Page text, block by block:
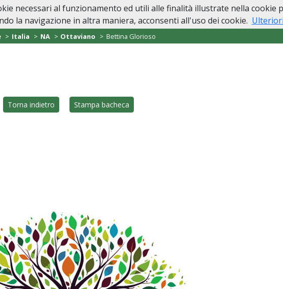
Home Casa Funeraria In Caso di Decesso Lutti Personaggi
Italia NA Ottaviano Bettina Glorioso
Torna indietro Stampa bacheca
necessari al funzionamento ed utili alle finalità illustrate nella cookie
la navigazione in altra maniera, acconsenti all'uso dei cookie.